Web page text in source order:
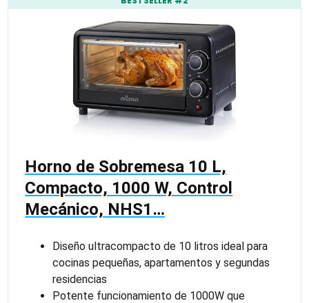
Horno de Sobremesa 10 L,
Compacto, 1000 W, Control
Mecánico, NHS1…
Diseño ultracompacto de 10 litros ideal para
cocinas pequeñas, apartamentos y segundas
residencias
Potente funcionamiento de 1000W que